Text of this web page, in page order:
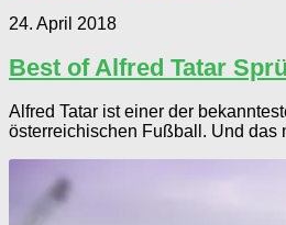
24. April 2018
Best of Alfred Tatar
Alfred Tatar ist einer der
österreichischen Fußball. Und das